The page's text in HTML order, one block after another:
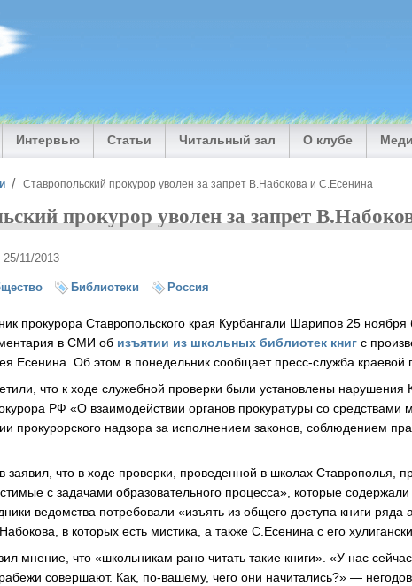
Интервью Статьи Читальный зал О клубе
Ставропольский прокурор уволен за запрет В.Набокова и С.Есенина
прокурор уволен за запрет
11/2013
Библиотеки Россия
прокурора Ставропольского края Курбангали Шарипов 25 ноября
в СМИ об изъятии из школьных библиотек книг с
Есенина. Об этом в понедельник сообщает пресс-служба краевой
что к ходе служебной проверки были установлены
РФ «О взаимодействии органов прокуратуры со
прокурорского надзора за исполнением законов, соблюдением
что в ходе проверки, проведенной в школах Ставрополья,
с задачами образовательного процесса», которые содержали
ведомства потребовали «изъять из общего доступа книги ряда
в которых есть мистика, а также С.Есенина с его
мнение, что «школьникам рано читать такие книги». «У нас
совершают. Как, по-вашему, чего они начитались?» —